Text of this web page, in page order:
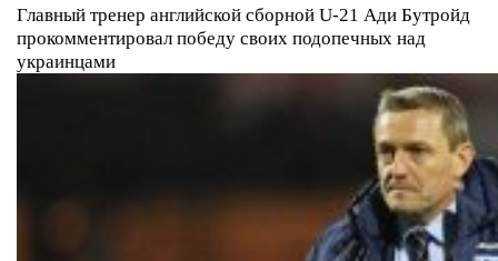
Главный тренер английской сборной U-21 Ади Бутройд
прокомментировал победу своих подопечных над
украинцами